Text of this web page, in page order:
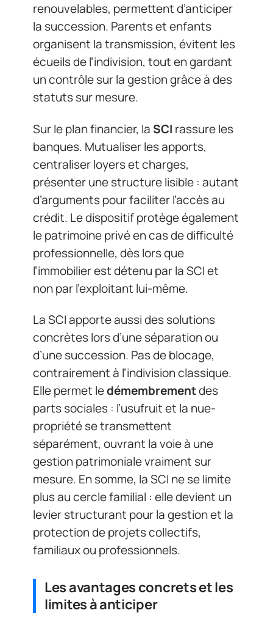
renouvelables, permettent d’anticiper
la succession. Parents et enfants
organisent la transmission, évitent les
écueils de l’indivision, tout en gardant
un contrôle sur la gestion grâce à des
statuts sur mesure.
Sur le plan financier, laSCI rassure les
banques. Mutualiser les apports,
centraliser loyers et charges,
présenter une structure lisible : autant
d’arguments pour faciliter l’accès au
crédit. Le dispositif protège également
le patrimoine privé en cas de difficulté
professionnelle, dès lors que
l’immobilier est détenu par la SCI et
non par l’exploitant lui-même.
La SCI apporte aussi des solutions
concrètes lors d’une séparation ou
d’une succession. Pas de blocage,
contrairement à l’indivision classique.
Elle permet ledémembrementdes
parts sociales : l’usufruit et la nue-
propriété se transmettent
séparément, ouvrant la voie à une
gestion patrimoniale vraiment sur
mesure. En somme, la SCI ne se limite
plus au cercle familial : elle devient un
levier structurant pour la gestion et la
protection de projets collectifs,
familiaux ou professionnels.
Les avantages concrets et les
limites à anticiper